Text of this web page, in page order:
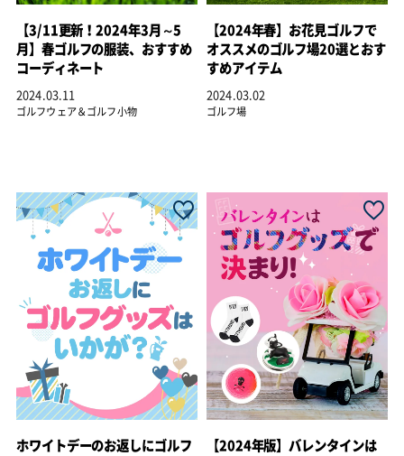
【3/11更新！2024年3月～5
月】春ゴルフの服装、おすすめ
コーディネート
2024.03.11
ゴルフウェア＆ゴルフ小物
【2024年春】お花見ゴルフで
オススメのゴルフ場20選とおす
すめアイテム
2024.03.02
ゴルフ場
ホワイトデーのお返しにゴルフ
【2024年版】バレンタインは